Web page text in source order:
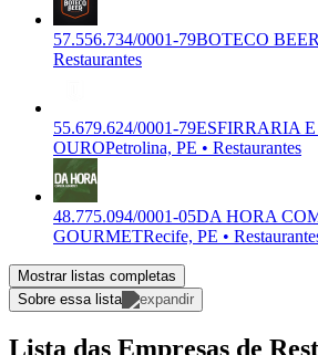
57.556.734/0001-79BOTECO
Restaurantes
55.679.624/0001-79ESFIRRARIA
OUROPetrolina, PE • Restaurantes
48.775.094/0001-05DA HORA
GOURMETRecife, PE •
Mostrar listas completas
Sobre essa lista
Lista das Empresas de